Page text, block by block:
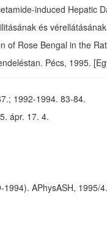
induced Hepatic
és
of Rose Bengal in the
Pécs, 1995.
1992-1994. 83-84.
ápr. 17. 4.
APhysASH, 1995/